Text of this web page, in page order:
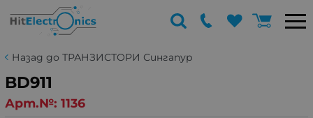
Назад до ТРАНЗИСТОРИ Сингапур
BD911
Арт.№: 1136